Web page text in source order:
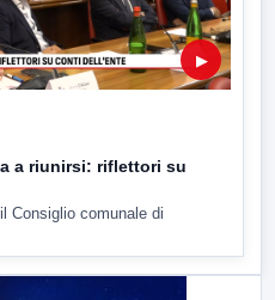
▶
a riunirsi: riflettori su
Consiglio comunale di